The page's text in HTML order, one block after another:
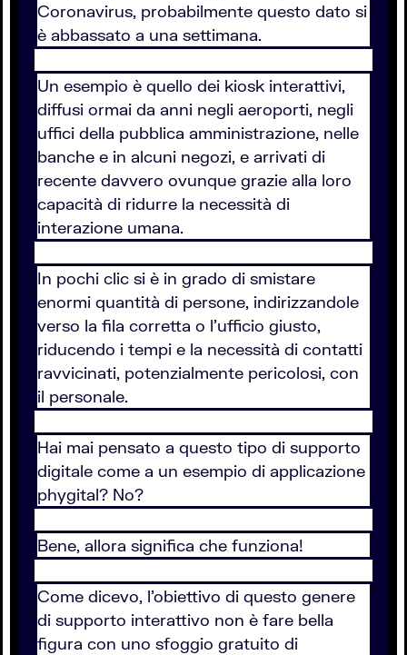
Coronavirus, probabilmente questo dato si
è abbassato a una settimana.
Un esempio è quello dei kiosk interattivi,
diffusi ormai da anni negli aeroporti, negli
uffici della pubblica amministrazione, nelle
banche e in alcuni negozi, e arrivati di
recente davvero ovunque grazie alla loro
capacità di ridurre la necessità di
interazione umana.
In pochi clic si è in grado di smistare
enormi quantità di persone, indirizzandole
verso la fila corretta o l'ufficio giusto,
riducendo i tempi e la necessità di contatti
ravvicinati, potenzialmente pericolosi, con
il personale.
Hai mai pensato a questo tipo di supporto
digitale come a un esempio di applicazione
phygital? No?
Bene, allora significa che funziona!
Come dicevo, l'obiettivo di questo genere
di supporto interattivo non è fare bella
figura con uno sfoggio gratuito di